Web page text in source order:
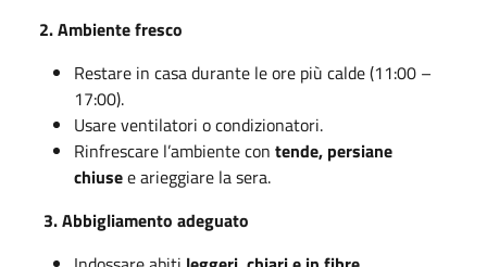
2. Ambiente fresco
Restare in casa durante le ore più calde (11:00 –
17:00).
Usare ventilatori o condizionatori.
Rinfrescare l’ambiente con tende, persiane
chiusee arieggiare la sera.
3. Abbigliamento adeguato